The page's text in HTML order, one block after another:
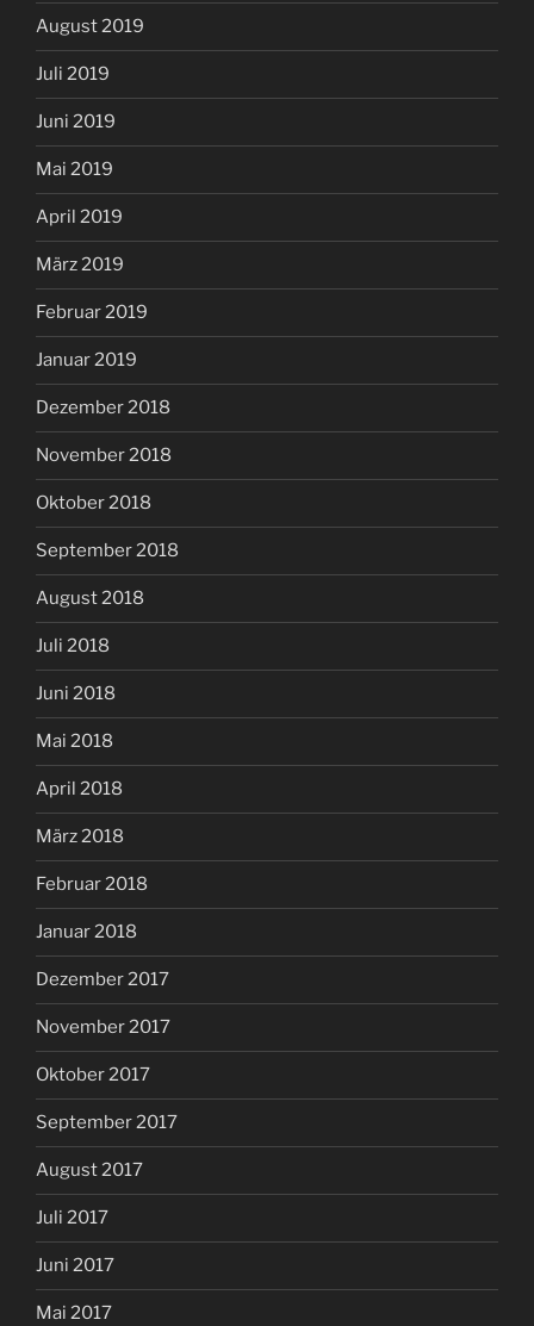
August 2019
Juli 2019
Juni 2019
Mai 2019
April 2019
März 2019
Februar 2019
Januar 2019
Dezember 2018
November 2018
Oktober 2018
September 2018
August 2018
Juli 2018
Juni 2018
Mai 2018
April 2018
März 2018
Februar 2018
Januar 2018
Dezember 2017
November 2017
Oktober 2017
September 2017
August 2017
Juli 2017
Juni 2017
Mai 2017